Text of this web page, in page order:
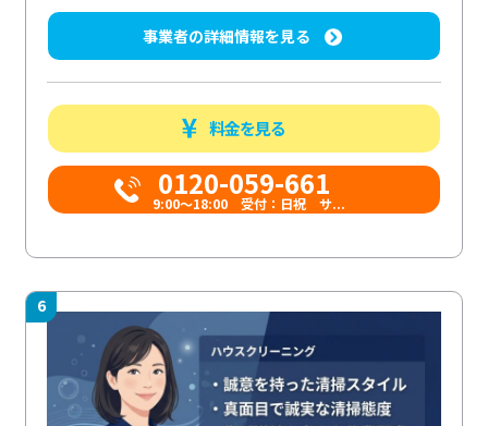
事業者の詳細情報を見る
料金を見る
0120-059-661
9:00〜18:00 受付：日祝 サ...
6